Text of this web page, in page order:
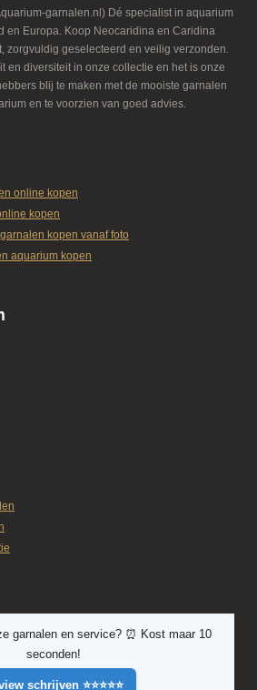
garnalen.nl) Dé specialist in aquarium
en Europa. Koop Neocaridina en Caridina
zorgvuldig geselecteerd en veilig verzonden.
en diversiteit in onze collectie en het is onze
blij te maken met de mooiste garnalen
en te voorzien van goed advies.
online kopen
kopen
kopen vanaf foto
aquarium kopen
garnalen en service? ⏰ Kost maar 10
seconden!
schrijven ⭐⭐⭐⭐⭐